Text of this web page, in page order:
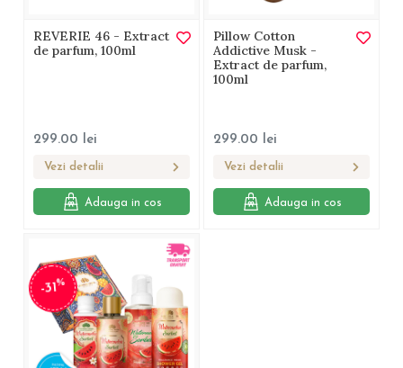
REVERIE 46 - Extract
de parfum, 100ml
299.00 lei
Vezi detalii
Adauga in cos
Pillow Cotton
Addictive Musk -
Extract de parfum,
100ml
299.00 lei
Vezi detalii
Adauga in cos
-31%